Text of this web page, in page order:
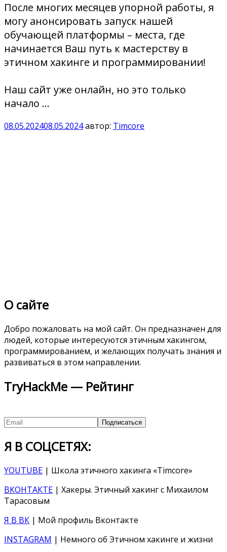
После многих месяцев упорной работы, я
могу анонсировать запуск нашей
обучающей платформы – места, где
начинается Ваш путь к мастерству в
этичном хакинге и программировании!
Наш сайт уже онлайн, но это только
начало …
08.05.202408.05.2024автор: Timcore
О сайте
Добро пожаловать на мой сайт. Он предназначен для
людей, которые интересуются этичным хакингом,
программированием, и желающих получать знания и
развиваться в этом направлении.
TryHackMe — Рейтинг
Я В СОЦСЕТЯХ:
YOUTUBE | Школа этичного хакинга «Timcore»
ВКОНТАКТЕ | Хакеры. Этичный хакинг с Михаилом
Тарасовым
Я В ВК | Мой профиль Вконтакте
INSTAGRAM | Немного об Этичном хакинге и жизни